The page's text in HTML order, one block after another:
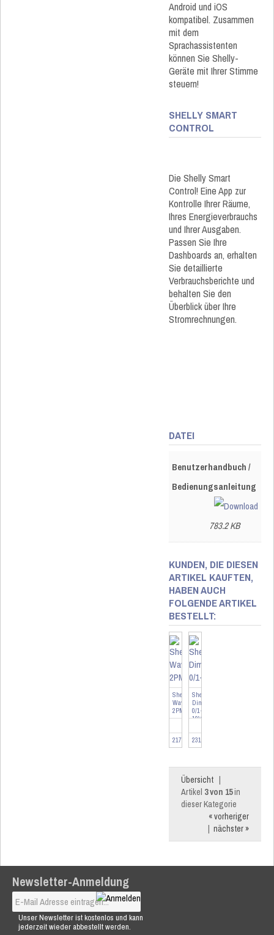
Android und iOS
kompatibel. Zusammen
mit dem
Sprachassistenten
können Sie Shelly-
Geräte mit Ihrer Stimme
steuern!
SHELLY SMART
CONTROL
Die Shelly Smart
Control! Eine App zur
Kontrolle Ihrer Räume,
Ihres Energieverbrauchs
und Ihrer Ausgaben.
Passen Sie Ihre
Dashboards an, erhalten
Sie detaillierte
Verbrauchsberichte und
behalten Sie den
Überblick über Ihre
Stromrechnungen.
DATEI
Benutzerhandbuch /
Bedienungsanleitung
783.2 KB
KUNDEN, DIE DIESEN
ARTIKEL KAUFTEN,
HABEN AUCH
FOLGENDE ARTIKEL
BESTELLT:
Shelly
Wave
2PM
217918
Shelly
Dimmer
0/1-
10V
Gen3
231837
Übersicht |
Artikel 3 von 15in
dieser Kategorie
« vorheriger
| nächster »
Newsletter-Anmeldung
Unser Newsletter ist kostenlos und kann
jederzeit wieder abbestellt werden.